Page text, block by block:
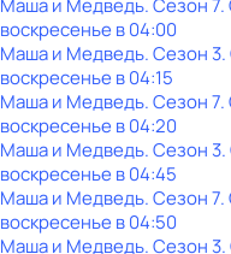
Маша и Медведь. Сезон 7.
воскресенье в04:00
Маша и Медведь. Сезон 3
воскресенье в04:15
Маша и Медведь. Сезон 7.
воскресенье в04:20
Маша и Медведь. Сезон 3
воскресенье в04:45
Маша и Медведь. Сезон 7.
воскресенье в04:50
Маша и Медведь. Сезон 3